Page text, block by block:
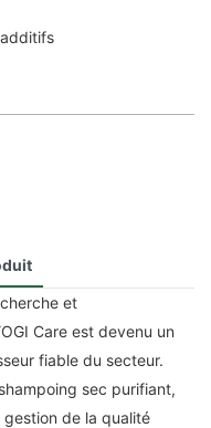
et
Care est devenu un
fiable du secteur.
sec purifiant,
de la qualité